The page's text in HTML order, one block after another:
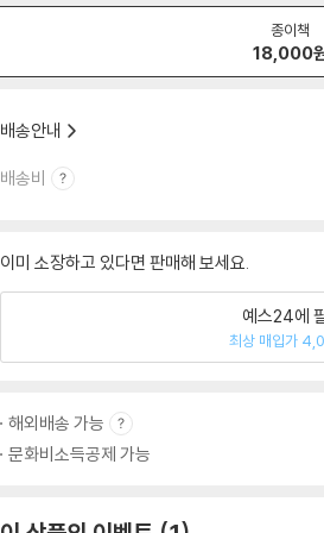
종이책
18,000
배송안내
배송비
이미 소장하고 있다면 판매해 보세요.
예스24에
최상 매입가
해외배송 가능
문화비소득공제 가능